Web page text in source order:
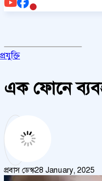
প্রযুক্তি
এক ফোনে
প্রবাস ডেস্ক28 January, 2025